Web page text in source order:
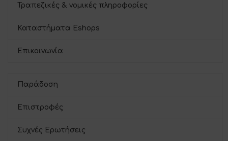
Τραπεζικές & νομικές πληροφορίες
Καταστήματα Eshops
Επικοινωνία
Παράδοση
Επιστροφές
Συχνές Ερωτήσεις